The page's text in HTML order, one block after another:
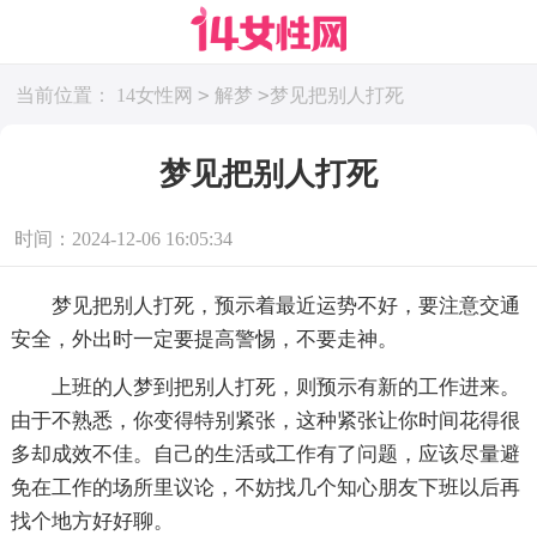
当前位置： 14女性网 > 解梦 >梦见把别人打死
梦见把别人打死
时间：2024-12-06 16:05:34
梦见把别人打死，预示着最近运势不好，要注意交通
安全，外出时一定要提高警惕，不要走神。
上班的人梦到把别人打死，则预示有新的工作进来。
由于不熟悉，你变得特别紧张，这种紧张让你时间花得很
多却成效不佳。自己的生活或工作有了问题，应该尽量避
免在工作的场所里议论，不妨找几个知心朋友下班以后再
找个地方好好聊。